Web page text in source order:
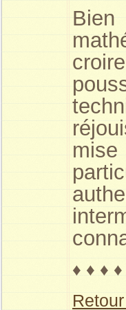
♦ ♦ ♦